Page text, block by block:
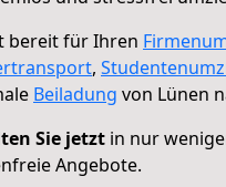
bereit für Ihren
,
Beiladung von Lünen
Sie jetzt in nur
Angebote.